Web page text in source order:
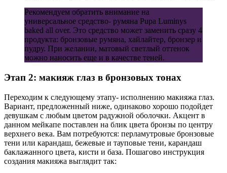
Рекомендуем обратить внимание на
универсальное средство- румяна Pupa Luminys
baked all over. Это средство может заменить сразу 4
продукта: бронзовые румяна, хайлайтер, бронзер и
пудру. При желании, матовый светлый оттенок
можно наносить еще и в качестве теней.
Этап 2: макияж глаз в бронзовых тонах
Переходим к следующему этапу- исполнению макияжа глаз.
Вариант, предложенный ниже, одинаково хорошо подойдет
девушкам с любым цветом радужной оболочки. Акцент в
данном мейкапе поставлен на блик цвета бронзы по центру
верхнего века. Вам потребуются: перламутровые бронзовые
тени или карандаш, бежевые и тауповые тени, карандаш
баклажанного цвета, кисти и база. Пошагово инструкция
создания макияжа выглядит так: